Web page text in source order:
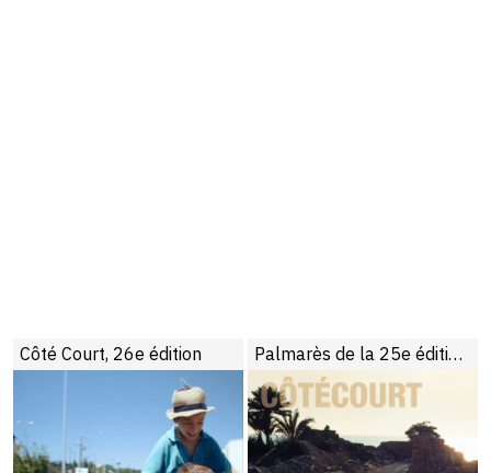
Côté Court, 26e édition Palmarès de la 25e édition du festival Côté Court